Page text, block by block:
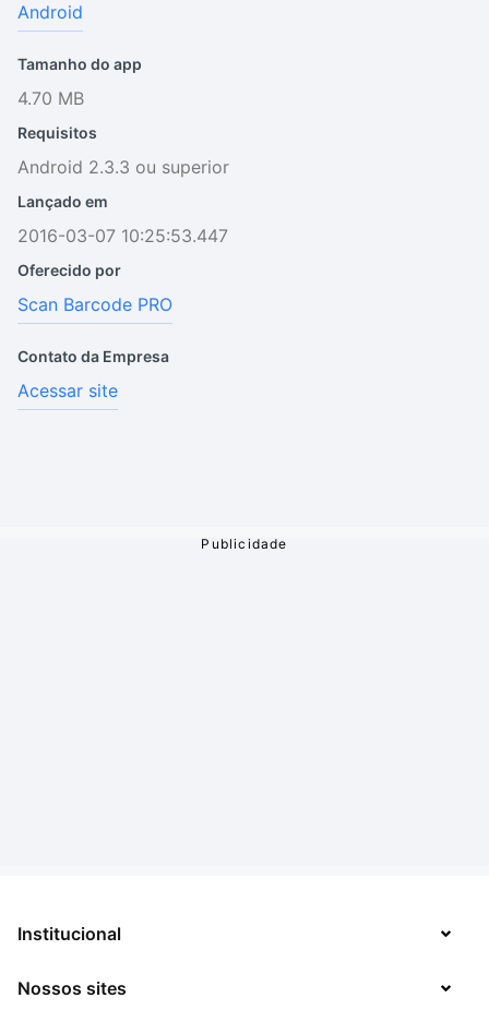
Android
Tamanho do app
4.70 MB
Requisitos
Android 2.3.3 ou superior
Lançado em
2016-03-07 10:25:53.447
Oferecido por
Scan Barcode PRO
Contato da Empresa
Acessar site
Institucional
Sobre
Nossos sites